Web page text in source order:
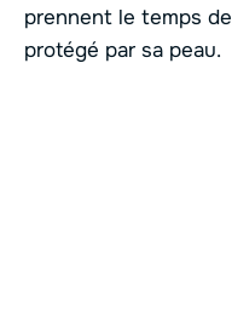
prennent le temps
protégé par sa peau.